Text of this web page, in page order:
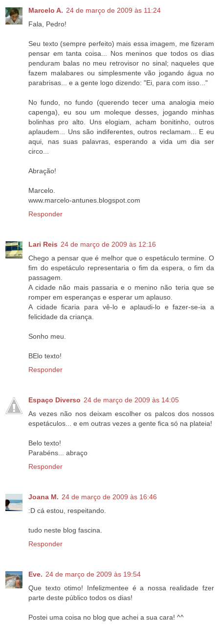
Marcelo A. 24 de março de 2009 às 11:24
Fala, Pedro!
Seu texto (sempre perfeito) mais essa imagem, me fizeram
pensar em tanta coisa... Nos meninos que todos os dias
penduram balas no meu retrovisor no sinal; naqueles que
fazem malabares ou simplesmente vão jogando água no
parabrisas... e a gente logo dizendo: "Ei, para com isso..."
No fundo, no fundo (querendo tecer uma analogia meio
capenga), eu sou um moleque desses, jogando minhas
bolinhas pro alto. Uns elogiam, acham bonitinho, outros
aplaudem... Uns são indiferentes, outros reclamam... E eu
aqui, nas suas palavras, esperando a vida um dia ser
circo...
Abração!
Marcelo.
www.marcelo-antunes.blogspot.com
Responder
Lari Reis 24 de março de 2009 às 12:16
Chego a pensar que é melhor que o espetáculo termine. O
fim do espetáculo representaria o fim da espera, o fim da
passagem.
A cidade não mais passaria e o menino não teria que se
romper em esperanças e esperar um aplauso.
A cidade ficaria para vê-lo e aplaudi-lo e fazer-se-ia a
felicidade da criança.
Sonho meu.
BElo texto!
Responder
Espaço Diverso 24 de março de 2009 às 14:05
As vezes não nos deixam escolher os palcos dos nossos
espetáculos... e em outras vezes a gente fica só na plateia!
Belo texto!
Parabéns... abraço
Responder
Joana M. 24 de março de 2009 às 16:46
:D cá estou, respeitando.
tudo neste blog fascina.
Responder
Eve. 24 de março de 2009 às 19:54
Que texto otimo! Infelizmentee é a nossa realidade fzer
parte deste público todos os dias!
Postei uma coisa no blog que achei a sua cara! ^^